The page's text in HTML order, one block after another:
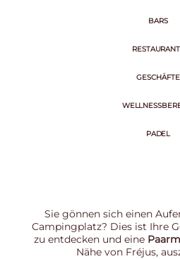
BARS
GESCHÄFTE
PADEL
Sie gönnen sich einen
Campingplatz? Dies ist Ihre
zu entdecken und eine
Nähe von Fréjus,